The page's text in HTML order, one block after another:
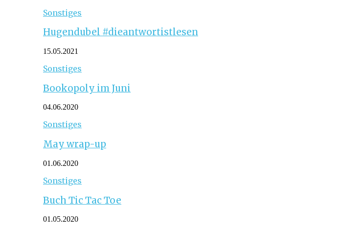
Sonstiges
Hugendubel #dieantwortistlesen
15.05.2021
Sonstiges
Bookopoly im Juni
04.06.2020
Sonstiges
May wrap-up
01.06.2020
Sonstiges
Buch Tic Tac Toe
01.05.2020